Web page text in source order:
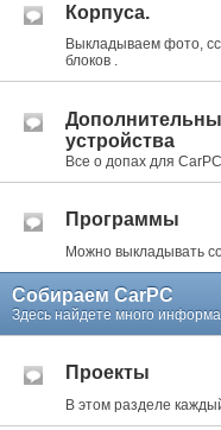
Корпуса.
Выкладываем фото,
блоков .
устройства
Все о допах для CarPC
Программы
Можно выкладывать
Собираем CarPC
Здесь найдете много
Проекты
В этом разделе